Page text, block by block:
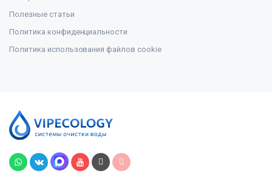
Полезные статьи
Политика конфиденциальности
Политика использования файлов cookie